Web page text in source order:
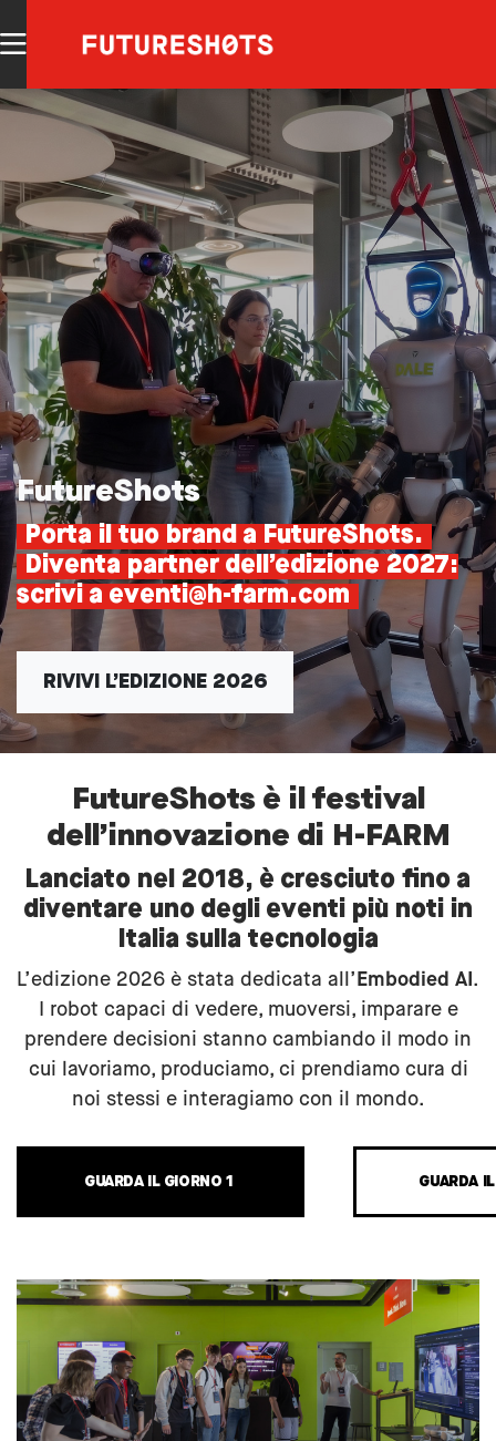
FutureShots
Porta il tuo brand a FutureShots.
Diventa partner dell’edizione 2027:
scrivi a eventi@h-farm.com
RIVIVI L’EDIZIONE 2026
FutureShots è il festival
dell’innovazione di H-FARM
Lanciato nel 2018, è cresciuto fino a
diventare uno degli eventi più noti in
Italia sulla tecnologia
L’edizione 2026 è stata dedicata all’ Embodied AI .
I robot capaci di vedere, muoversi, imparare e
prendere decisioni stanno cambiando il modo in
cui lavoriamo, produciamo, ci prendiamo cura di
noi stessi e interagiamo con il mondo.
GUARDA IL GIORNO 1 GUARDA